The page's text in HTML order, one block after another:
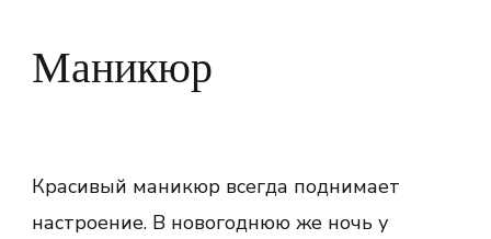
Маникюр
Красивый маникюр всегда поднимает
настроение. В новогоднюю же ночь у